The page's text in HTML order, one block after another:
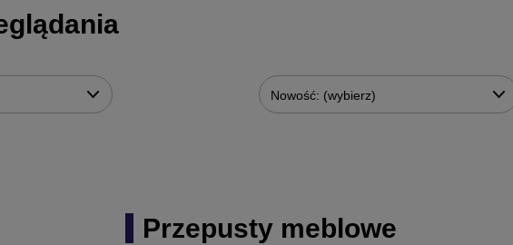
Nowość: (wybierz)
Przepusty meblowe